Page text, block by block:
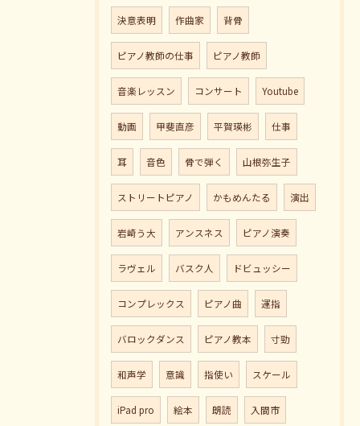
決意表明 作曲家 背骨
ピアノ教師の仕事 ピアノ教師
音楽レッスン コンサート Youtube
動画 甲斐直彦 平賀瑛彬 仕事
耳 音色 骨で弾く 山根弥生子
ストリートピアノ かもめんたる 演出
岩崎う大 アンスネス ピアノ演奏
ラヴェル バスク人 ドビュッシー
コンプレックス ピアノ曲 運指
バロックダンス ピアノ教本 寸勁
和声学 意識 指使い スケール
iPad pro 絵本 朗読 入間市